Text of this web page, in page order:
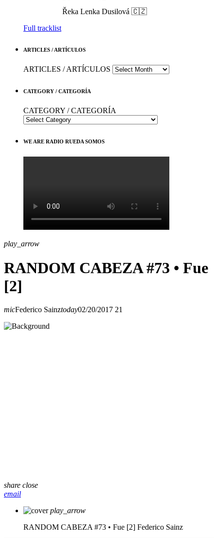
Řeka Lenka Dusilová 🇨🇿
Full tracklist
ARTICLES / ARTÍCULOS
ARTICLES / ARTÍCULOS
CATEGORY / CATEGORÍA
CATEGORY / CATEGORÍA
WE ARE RADIO RUEDA SOMOS
play_arrow
RANDOM CABEZA #73 • Fue
[2]
micFederico Sainztoday02/20/2017 21
share close
email
play_arrow
RANDOM CABEZA #73 • Fue [2] Federico Sainz